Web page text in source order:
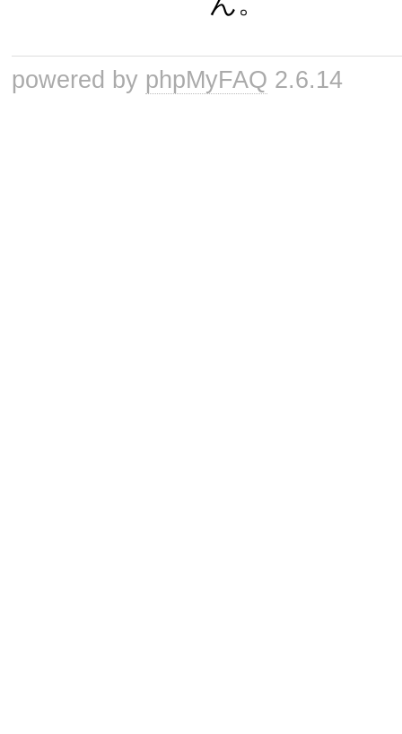
powered by phpMyFAQ 2.6.14